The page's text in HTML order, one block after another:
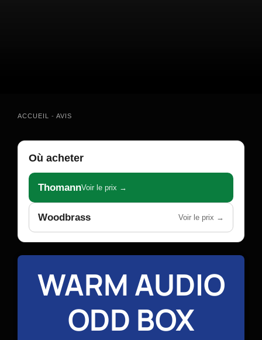
ACCUEIL - AVIS
Où acheter
ThomannVoir le prix →
Woodbrass Voir le prix →
WARM AUDIO
ODD BOX